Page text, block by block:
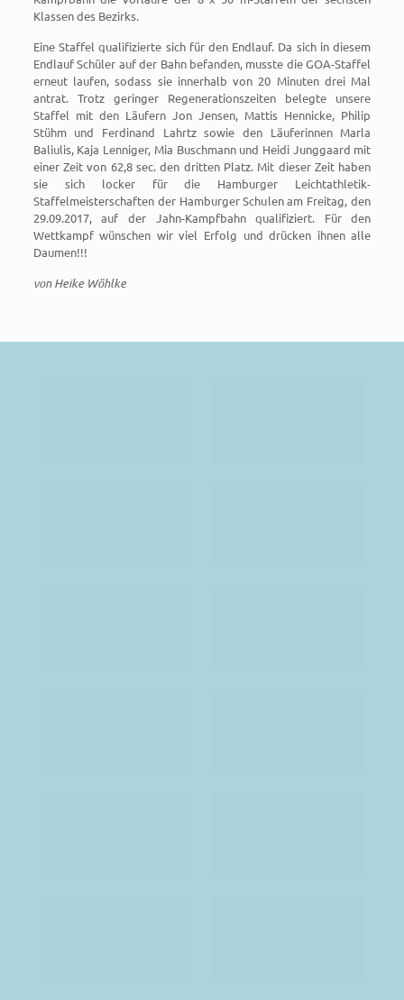
Klassen des Bezirks.
Eine Staffel qualifizierte sich für den Endlauf. Da sich in diesem
Endlauf Schüler auf der Bahn befanden, musste die GOA-Staffel
erneut laufen, sodass sie innerhalb von 20 Minuten drei Mal
antrat. Trotz geringer Regenerationszeiten belegte unsere
Staffel mit den Läufern Jon Jensen, Mattis Hennicke, Philip
Stühm und Ferdinand Lahrtz sowie den Läuferinnen Marla
Baliulis, Kaja Lenniger, Mia Buschmann und Heidi Junggaard mit
einer Zeit von 62,8 sec. den dritten Platz. Mit dieser Zeit haben
sie sich locker für die Hamburger Leichtathletik-
Staffelmeisterschaften der Hamburger Schulen am Freitag, den
29.09.2017, auf der Jahn-Kampfbahn qualifiziert. Für den
Wettkampf wünschen wir viel Erfolg und drücken ihnen alle
Daumen!!!
von Heike Wöhlke